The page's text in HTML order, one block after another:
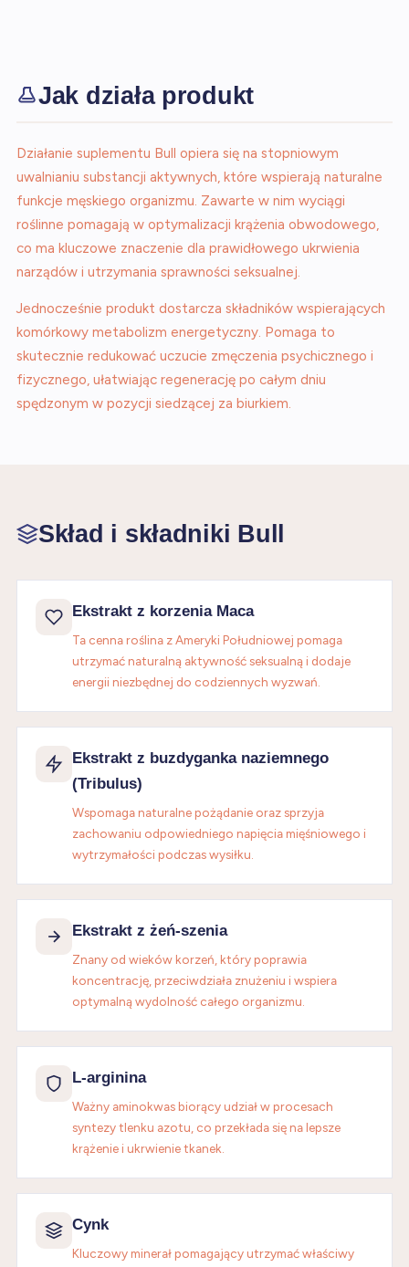
Jak działa produkt
Działanie suplementu Bull opiera się na stopniowym
uwalnianiu substancji aktywnych, które wspierają naturalne
funkcje męskiego organizmu. Zawarte w nim wyciągi
roślinne pomagają w optymalizacji krążenia obwodowego,
co ma kluczowe znaczenie dla prawidłowego ukrwienia
narządów i utrzymania sprawności seksualnej.
Jednocześnie produkt dostarcza składników wspierających
komórkowy metabolizm energetyczny. Pomaga to
skutecznie redukować uczucie zmęczenia psychicznego i
fizycznego, ułatwiając regenerację po całym dniu
spędzonym w pozycji siedzącej za biurkiem.
Skład i składniki Bull
Ekstrakt z korzenia Maca
Ta cenna roślina z Ameryki Południowej pomaga
utrzymać naturalną aktywność seksualną i dodaje
energii niezbędnej do codziennych wyzwań.
Ekstrakt z buzdyganka naziemnego
(Tribulus)
Wspomaga naturalne pożądanie oraz sprzyja
zachowaniu odpowiedniego napięcia mięśniowego i
wytrzymałości podczas wysiłku.
Ekstrakt z żeń-szenia
Znany od wieków korzeń, który poprawia
koncentrację, przeciwdziała znużeniu i wspiera
optymalną wydolność całego organizmu.
L-arginina
Ważny aminokwas biorący udział w procesach
syntezy tlenku azotu, co przekłada się na lepsze
krążenie i ukrwienie tkanek.
Cynk
Kluczowy minerał pomagający utrzymać właściwy